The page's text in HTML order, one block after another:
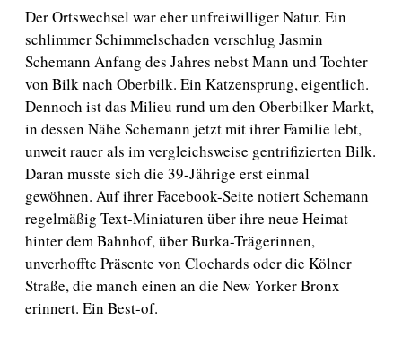
t
a
g
s
d
a
t
u
m
Der Ortswechsel war eher unfreiwilliger Natur. Ein
schlimmer Schimmelschaden verschlug Jasmin
Schemann Anfang des Jahres nebst Mann und Tochter
von Bilk nach Oberbilk. Ein Katzensprung, eigentlich.
Dennoch ist das Milieu rund um den Oberbilker Markt,
in dessen Nähe Schemann jetzt mit ihrer Familie lebt,
unweit rauer als im vergleichsweise gentrifizierten Bilk.
Daran musste sich die 39-Jährige erst einmal
gewöhnen. Auf ihrer Facebook-Seite notiert Schemann
regelmäßig Text-Miniaturen über ihre neue Heimat
hinter dem Bahnhof, über Burka-Trägerinnen,
unverhoffte Präsente von Clochards oder die Kölner
Straße, die manch einen an die New Yorker Bronx
erinnert. Ein Best-of.